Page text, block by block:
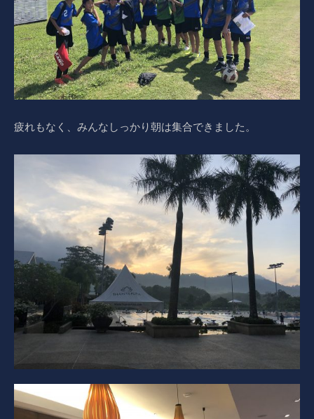
疲れもなく、みんなしっかり朝は集合できました。